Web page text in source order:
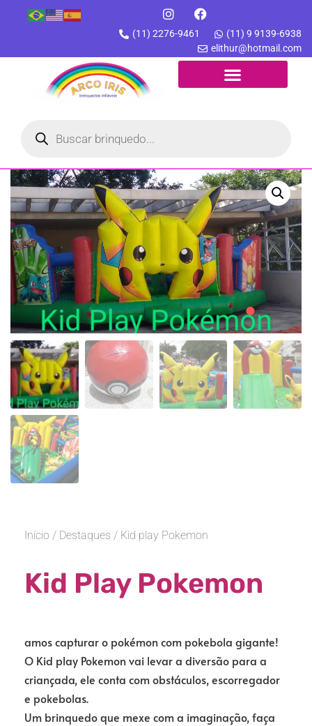
(11) 2276-9461
(11) 9 9139-6938
elithur@hotmail.com
Início / Destaques / Kid play Pokemon
Kid Play Pokemon
amos capturar o pokémon com pokebola gigante!
O Kid play Pokemon vai levar a diversão para a
criançada, ele conta com obstáculos, escorregador
e pokebolas.
Um brinquedo que mexe com a imaginação, faça